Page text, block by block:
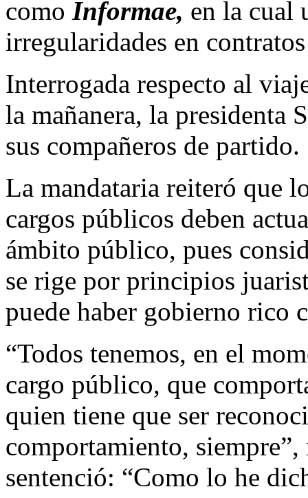
como Informae, en la cual
irregularidades en
Interrogada respecto al
la mañanera, la presidenta
sus compañeros de partido.
La mandataria reiteró que
cargos públicos deben
ámbito público, pues
se rige por principios
puede haber gobierno rico
“Todos tenemos, en el
cargo público, que
quien tiene que ser
comportamiento,
sentenció: “Como lo he